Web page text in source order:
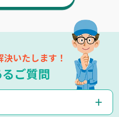
いたします！
ご質問